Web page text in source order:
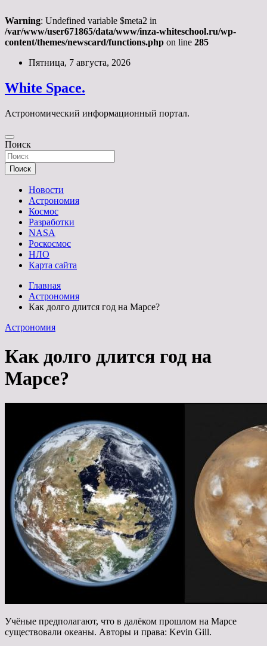
Warning: Undefined variable $meta2 in
/var/www/user671865/data/www/inza-whiteschool.ru/wp-
content/themes/newscard/functions.php on line 285
Перейти
содержимому
Пятница, 7 августа, 2026
White Space.
Астрономический информационный портал.
Поиск
Поиск
Новости
Астрономия
Космос
Разработки
NASA
Роскосмос
НЛО
Карта сайта
Главная
Астрономия
Как долго длится год на Марсе?
Астрономия
Как долго длится год на
Марсе?
Учёные предполагают, что в далёком прошлом на Марсе
существовали океаны. Авторы и права: Kevin Gill.